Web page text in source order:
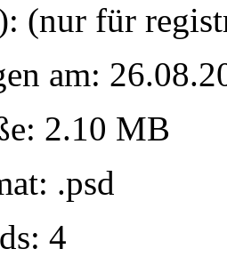
(nur für
am:
2.10 MB
.psd
4